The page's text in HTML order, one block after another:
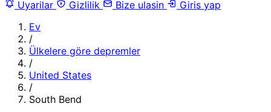
Uyarilar
Gizlilik Bize ulasin
Giris yap
Ev
/
Ülkelere göre depremler
/
United States
/
South Bend